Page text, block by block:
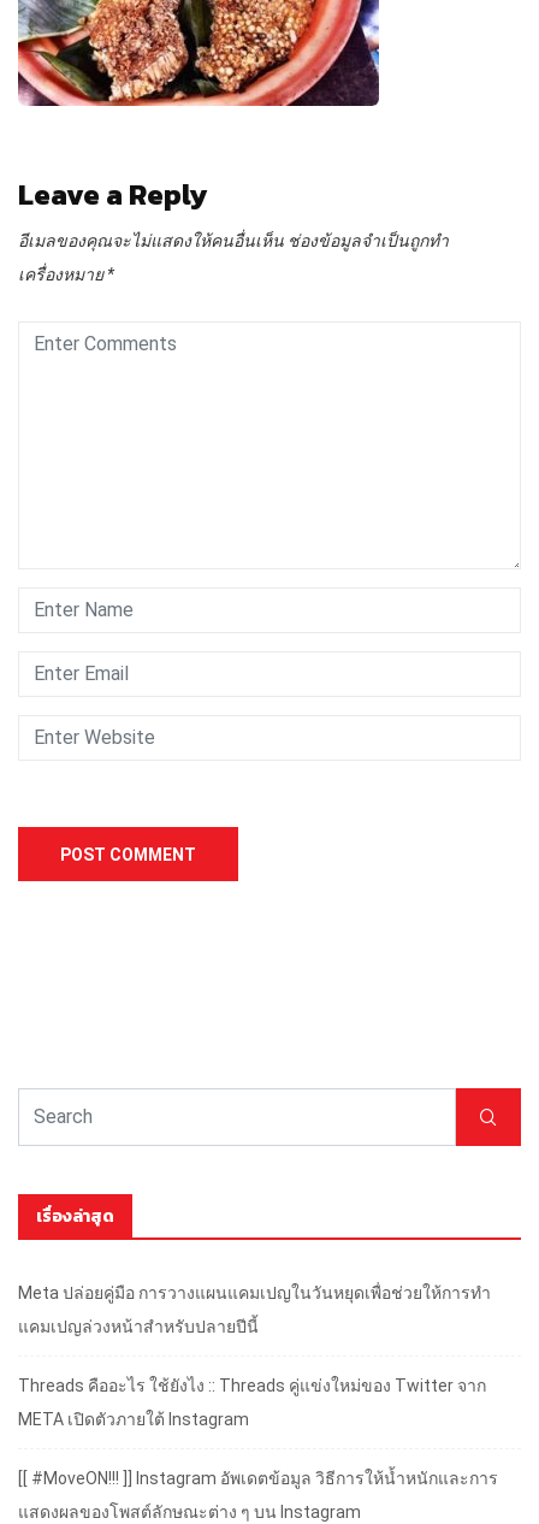
Leave a Reply
อีเมลของคุณจะไม่แสดงให้คนอื่นเห็น ช่องข้อมูลจำเป็นถูกทำ
เครื่องหมาย*
เรื่องล่าสุด
Meta ปล่อยคู่มือ การวางแผนแคมเปญในวันหยุดเพื่อช่วยให้การทำ
แคมเปญล่วงหน้าสำหรับปลายปีนี้
Threads คืออะไร ใช้ยังไง :: Threads คู่แข่งใหม่ของ Twitter จาก
META เปิดตัวภายใต้ Instagram
[[ #MoveON!!! ]] Instagram อัพเดตข้อมูล วิธีการให้น้ำหนักและการ
แสดงผลของโพสต์ลักษณะต่าง ๆ บน Instagram